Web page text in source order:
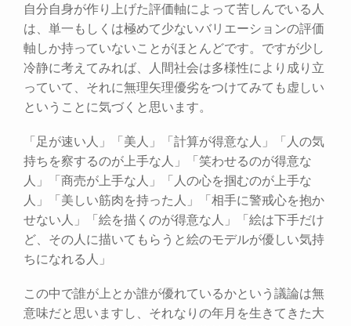
自分自身が作り上げた評価軸によって苦しんでいる人
は、単一もしくは極めて少ないバリエーションの評価
軸しか持っていないことがほとんどです。ですが少し
冷静に考えてみれば、人間社会は多様性により成り立
っていて、それに無理矢理優劣をつけてみても虚しい
ということに気づくと思います。
「足が速い人」「美人」「計算が得意な人」「人の気
持ちを察するのが上手な人」「笑わせるのが得意な
人」「商売が上手な人」「人の心を掴むのが上手な
人」「美しい筋肉を持った人」「相手に警戒心を抱か
せない人」「絵を描くのが得意な人」「絵は下手だけ
ど、その人に描いてもらうと絵のモデルが優しい気持
ちになれる人」
この中で誰が上とか誰が優れているかという議論は無
意味だと思いますし、それなりの年月を生きてきた大